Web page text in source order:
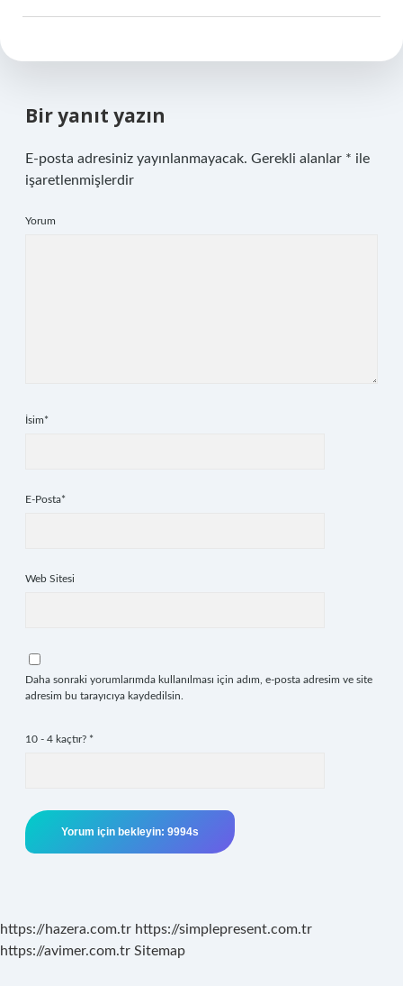
Bir yanıt yazın
E-posta adresiniz yayınlanmayacak. Gerekli alanlar * ile
işaretlenmişlerdir
Yorum
İsim*
E-Posta*
Web Sitesi
Daha sonraki yorumlarımda kullanılması için adım, e-posta adresim ve site
adresim bu tarayıcıya kaydedilsin.
10 - 4 kaçtır? *
https://hazera.com.tr https://simplepresent.com.tr
https://avimer.com.tr Sitemap